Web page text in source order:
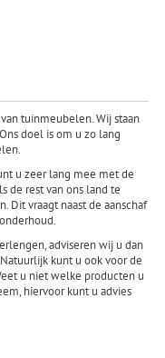
tuinmeubelen. Wij staan
doel is om u zo lang
u zeer lang mee met de
de rest van ons land te
Dit vraagt naast de aanschaf
adviseren wij u dan
kunt u ook voor de
u niet welke producten u
hiervoor kunt u advies